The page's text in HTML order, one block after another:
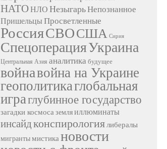
НАТОНЛОНезыгарьНепознанное
ПришельцыПросветленные
РоссияСВОСША Сирия
СпецоперацияУкраина
Центральная Азия аналитика будущее
войнавойна на Украине
геополитикаглобальная
играглубинное государство
загадки космоса земляиллюминаты
инсайдконспирологиялибералы
мигрантымистика новости